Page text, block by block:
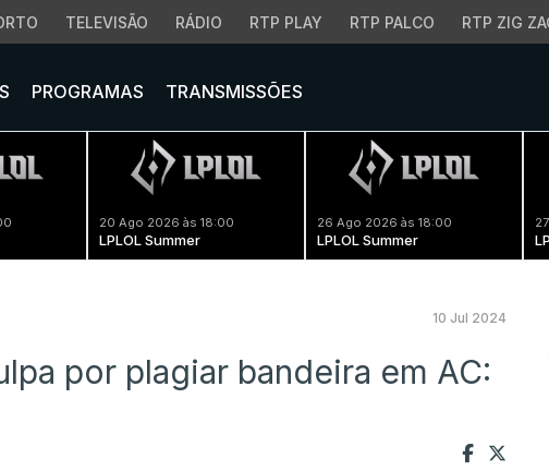
TELEVISÃO RÁDIO RTP PLAY RTP PALCO RTP ZIG
PROGRAMAS TRANSMISSÕES
20 Ago 2026 às 18:00
LPLOL Summer
26 Ago 2026 às 18:00
LPLOL Summer
10 Jul 2024
por plagiar bandeira em AC: